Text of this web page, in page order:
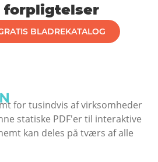
forpligtelser
BLADREKATALOG
for tusindvis af virksomheder
statiske PDF'er til interaktive
kan deles på tværs af alle